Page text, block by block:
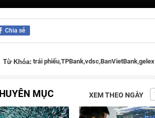
Chia sẻ
Từ Khóa: trái phiếu,TPBank,vdsc,BanVietBank,gelex
MỤC XEM THEO NGÀY